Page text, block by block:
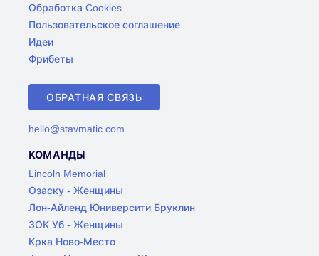
Обработка Cookies
Пользовательское соглашение
Идеи
Фрибеты
ОБРАТНАЯ СВЯЗЬ
hello@stavmatic.com
КОМАНДЫ
Lincoln Memorial
Озаску - Женщины
Лон-Айленд Юниверсити Бруклин
ЗОК Уб - Женщины
Крка Ново-Место